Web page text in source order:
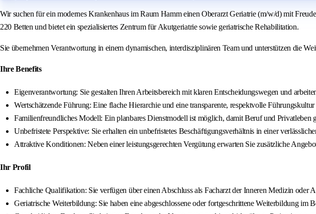
Wir suchen für ein modernes Krankenhaus im Raum Hamm einen Oberarzt Geriatrie (m/w/d) mit
220 Betten und bietet ein spezialisiertes Zentrum für Akutgeriatrie sowie geriatrische Rehabilitation.
Sie übernehmen Verantwortung in einem dynamischen, interdisziplinären Team und unterstützen die
Ihre Benefits
Eigenverantwortung: Sie gestalten Ihren Arbeitsbereich mit klaren Entscheidungswegen und
Wertschätzende Führung: Eine flache Hierarchie und eine transparente, respektvolle
Familienfreundliches Modell: Ein planbares Dienstmodell ist möglich, damit Beruf und Privatleben
Unbefristete Perspektive: Sie erhalten ein unbefristetes Beschäftigungsverhältnis in einer
Attraktive Konditionen: Neben einer leistungsgerechten Vergütung erwarten Sie zusätzliche
Ihr Profil
Fachliche Qualifikation: Sie verfügen über einen Abschluss als Facharzt der Inneren Medizin oder
Geriatrische Weiterbildung: Sie haben eine abgeschlossene oder fortgeschrittene Weiterbildung im